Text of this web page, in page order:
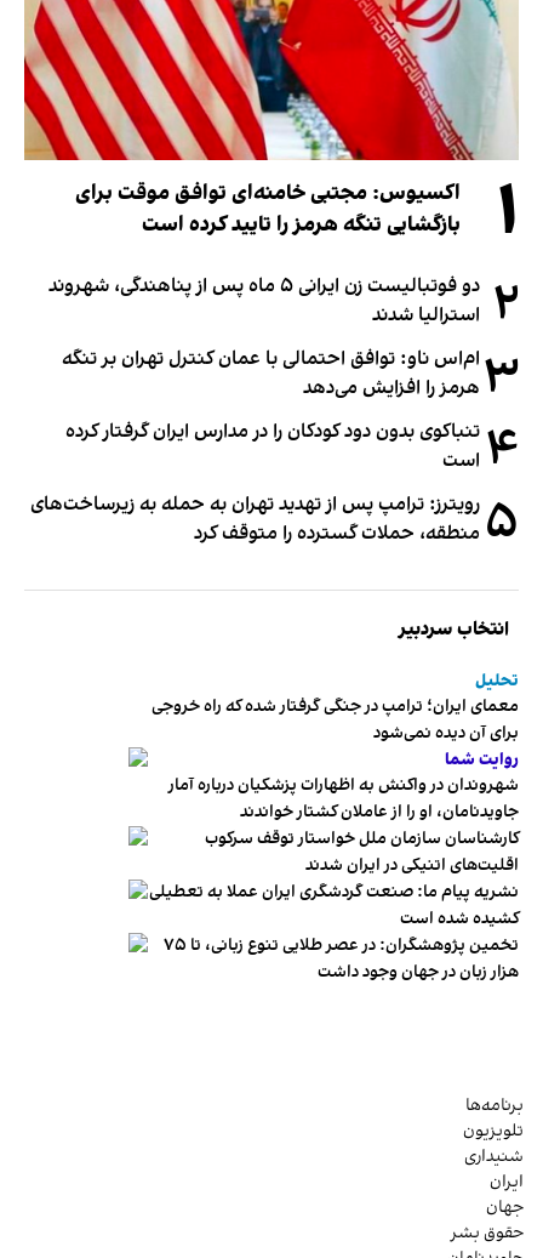
۱
اکسیوس: مجتبی خامنه‌ای توافق موقت برای
بازگشایی تنگه هرمز را تایید کرده است
۲
دو فوتبالیست زن ایرانی ۵ ماه پس از پناهندگی، شهروند
استرالیا شدند
۳ ام‌اس ناو: توافق احتمالی با عمان کنترل تهران بر تنگه
هرمز را افزایش می‌دهد
۴ تنباکوی بدون دود کودکان را در مدارس ایران گرفتار کرده
است
۵ رویترز: ترامپ پس از تهدید تهران به حمله به زیرساخت‌های
منطقه، حملات گسترده را متوقف کرد
انتخاب سردبیر
تحلیل
معمای ایران؛ ترامپ در جنگی گرفتار شده که راه خروجی
برای آن دیده نمی‌شود
روایت شما
شهروندان در واکنش به اظهارات پزشکیان درباره آمار
جاویدنامان، او را از عاملان کشتار خواندند
کارشناسان سازمان ملل خواستار توقف سرکوب
اقلیت‌های اتنیکی در ایران شدند
نشریه پیام ما: صنعت گردشگری ایران عملا به تعطیلی
کشیده شده است
تخمین پژوهشگران: در عصر طلایی تنوع زبانی، تا ۷۵
هزار زبان در جهان وجود داشت
برنامه‌ها
تلویزیون
شنیداری
ایران
جهان
حقوق بشر